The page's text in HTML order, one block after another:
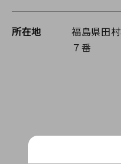
所在地
福島県田
７番